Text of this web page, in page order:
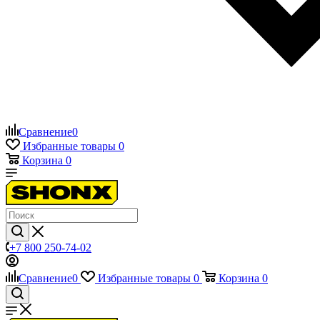
Сравнение0
Избранные товары 0
Корзина 0
+7 800 250-74-02
Сравнение0 Избранные товары 0 Корзина 0